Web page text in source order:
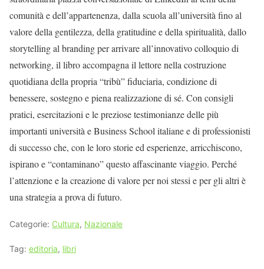
comunità e dell’appartenenza, dalla scuola all’università fino al
valore della gentilezza, della gratitudine e della spiritualità, dallo
storytelling al branding per arrivare all’innovativo colloquio di
networking, il libro accompagna il lettore nella costruzione
quotidiana della propria “tribù” fiduciaria, condizione di
benessere, sostegno e piena realizzazione di sé. Con consigli
pratici, esercitazioni e le preziose testimonianze delle più
importanti università e Business School italiane e di professionisti
di successo che, con le loro storie ed esperienze, arricchiscono,
ispirano e “contaminano” questo affascinante viaggio. Perché
l’attenzione e la creazione di valore per noi stessi e per gli altri è
una strategia a prova di futuro.
Categorie: Cultura, Nazionale
Tag: editoria, libri